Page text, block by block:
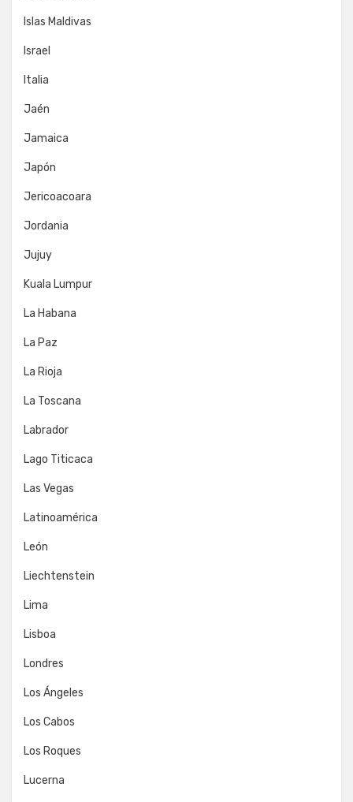
Islas Maldivas
Israel
Italia
Jaén
Jamaica
Japón
Jericoacoara
Jordania
Jujuy
Kuala Lumpur
La Habana
La Paz
La Rioja
La Toscana
Labrador
Lago Titicaca
Las Vegas
Latinoamérica
León
Liechtenstein
Lima
Lisboa
Londres
Los Ángeles
Los Cabos
Los Roques
Lucerna